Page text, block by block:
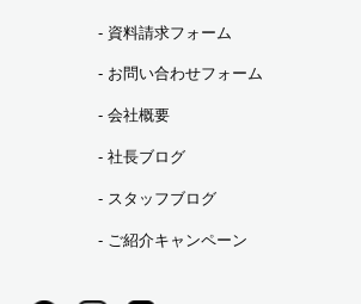
資料請求フォーム
お問い合わせフォーム
会社概要
社長ブログ
スタッフブログ
ご紹介キャンペーン